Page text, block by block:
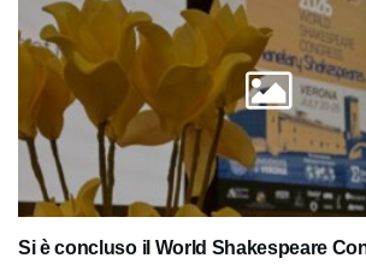
Si è concluso il World Shakespeare